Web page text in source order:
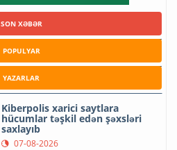
SON XƏBƏR
POPULYAR
YAZARLAR
Kiberpolis xarici saytlara
hücumlar təşkil edən şəxsləri
saxlayıb
07-08-2026